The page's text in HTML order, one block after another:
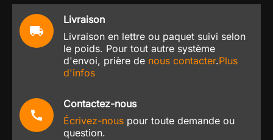
local_shipping
Livraison
Livraison en lettre ou paquet suivi selon
le poids. Pour tout autre système
d'envoi, prière de nous contacter.Plus
d'infos
call
Contactez-nous
Écrivez-nous pour toute demande ou
question.